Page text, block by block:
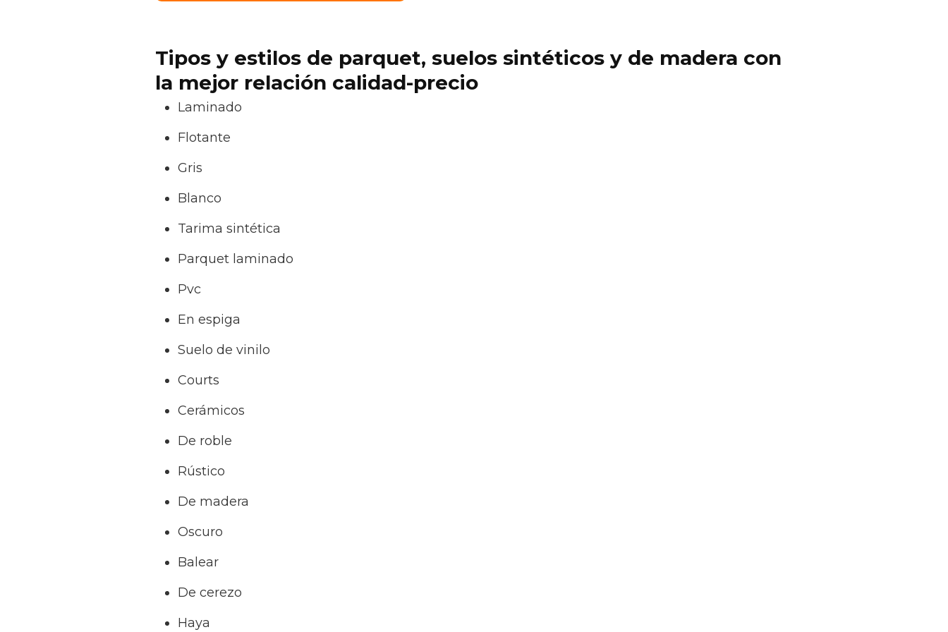
Tipos y estilos de parquet, suelos sintéticos y de madera con
la mejor relación calidad-precio
Laminado
Flotante
Gris
Blanco
Tarima sintética
Parquet laminado
Pvc
En espiga
Suelo de vinilo
Courts
Cerámicos
De roble
Rústico
De madera
Oscuro
Balear
De cerezo
Haya